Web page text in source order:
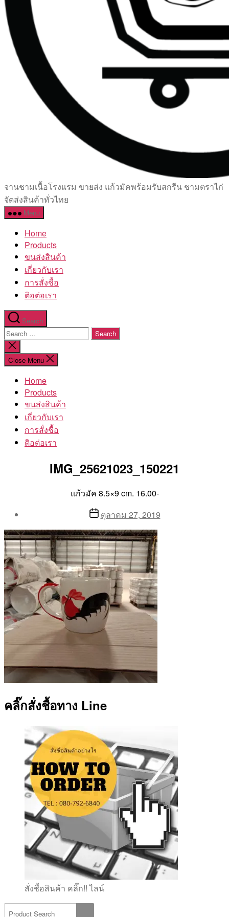
เซรามิค
ครบ
ครัน
โรงงาน
จานชามเนื้อโรงแรม ขายส่ง แก้วมัคพร้อมรับสกรีน ชามตราไก่
จัดส่งสินค้าทั่วไทย
Menu
Home
Products
ขนส่งสินค้า
เกี่ยวกับเรา
การสั่งชื้อ
ติอต่อเรา
Search
Search
for:
Close
search
Close Menu
Home
Products
ขนส่งสินค้า
เกี่ยวกับเรา
การสั่งชื้อ
ติอต่อเรา
IMG_25621023_150221
แก้วมัค 8.5×9 cm. 16.00-
By
Aea
Postตุลาคม 27, 2019
คลิ๊กสั่งชื้อทาง Line
สั่งชื้อสินค้า คลิ๊ก!! ไลน์